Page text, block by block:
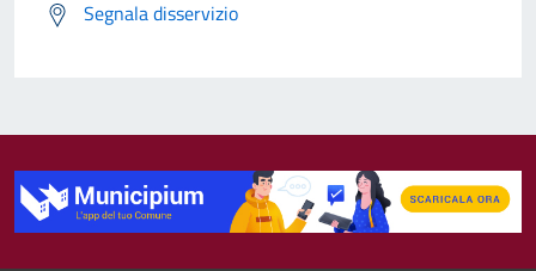
Segnala disservizio